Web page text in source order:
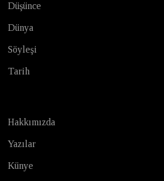
Düşünce
Dünya
Söyleşi
Tarih
Hakkımızda
Yazılar
Künye